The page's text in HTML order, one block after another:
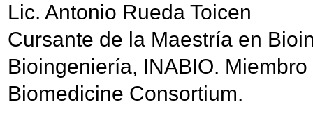
Lic. Antonio Rueda Toicen
Cursante de la Maestría en
Bioingeniería, INABIO.
Biomedicine Consortium.